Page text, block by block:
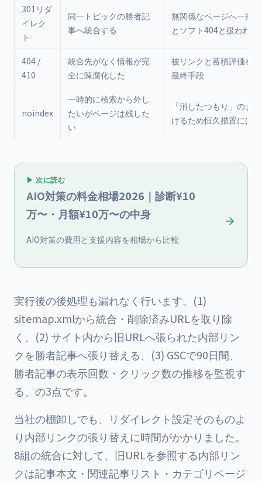
301リダ
イレク
ト
同一トピックの勝者記
事へ統合する
無関係なページへ一括
とソフト404と扱われ得
404 /
410
統合先がなく情報が完
全に陳腐化した
被リンクと蓄積評価を
最終手段
noindex
一時的に検索から外し
たいがページは残した
い
「消したつもり」のま
けるため恒久措置には
▶ 次に読む
AIO対策の料金相場2026｜診断¥10
万〜・月額¥10万〜の中身
AIO対策の費用と支援内容を相場から比較
実行後の後処理も漏れなく行います。(1)
sitemap.xmlから統合・削除済みURLを取り除
く、(2) サイト内から旧URLへ張られた内部リン
クを勝者記事へ張り替える、(3) GSCで90日間、
勝者記事の表示回数・クリック数の推移を監視す
る、の3点です。
当社の棚卸しでも、リダイレクト設定そのものよ
り内部リンクの張り替えに時間がかかりました。
8組の統合に対して、旧URLを参照する内部リン
クは記事本文・関連記事リスト・カテゴリページ